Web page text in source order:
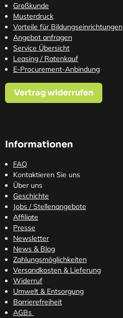
Großkunde
Musterdruck
Vorteile für Bildungseinrichtungen
Angebot anfragen
Service Übersicht
Leasing / Ratenkauf
E-Procurement-Anbindung
Vertrag widerrufen
Informationen
FAQ
Kontaktieren Sie uns
Über uns
Geschichte
Jobs / Stellenangebote
Affiliate
Presse
Newsletter
News & Blog
Zahlungsmöglichkeiten
Versandkosten & Lieferung
Widerruf
Umwelt & Entsorgung
Barrierefreiheit
AGBs